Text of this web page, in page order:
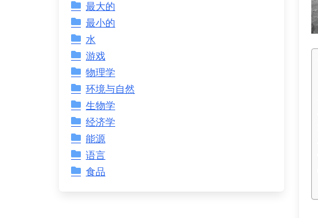
最大的
最小的
水
游戏
物理学
环境与自然
生物学
经济学
能源
语言
食品